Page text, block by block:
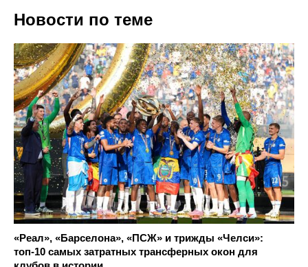
Новости по теме
«Реал», «Барселона», «ПСЖ» и трижды «Челси»:
топ-10 самых затратных трансферных окон для